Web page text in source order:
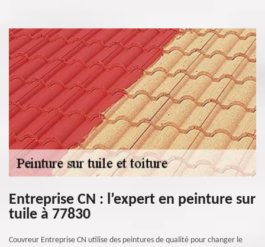
Entreprise CN : l’expert en peinture sur
tuile à 77830
Couvreur Entreprise CN utilise des peintures de qualité pour changer le